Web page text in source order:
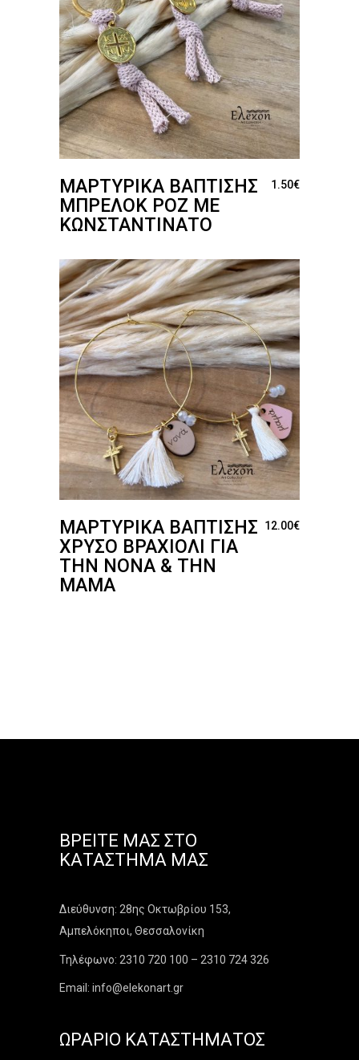
ΜΑΡΤΥΡΙΚΆ ΒΆΠΤΙΣΗΣ
ΜΠΡΕΛΌΚ ΡΟΖ ΜΕ
ΚΩΝΣΤΑΝΤΙΝΆΤΟ
1.50€
ΜΑΡΤΥΡΙΚΆ ΒΆΠΤΙΣΗΣ
ΧΡΥΣΌ ΒΡΑΧΙΌΛΙ ΓΙΑ
ΤΗΝ ΝΟΝΆ & ΤΗΝ
ΜΑΜΆ
12.00€
ΒΡΕΊΤΕ ΜΑΣ ΣΤΟ
ΚΑΤΆΣΤΗΜΑ ΜΑΣ
Διεύθυνση: 28ης Οκτωβρίου 153,
Αμπελόκηποι, Θεσσαλονίκη
Τηλέφωνο: 2310 720 100 – 2310 724 326
Email: info@elekonart.gr
ΩΡΆΡΙΟ ΚΑΤΑΣΤΉΜΑΤΟΣ